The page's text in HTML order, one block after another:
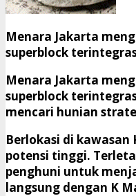
Menara Jakarta
superblock
Menara Jakarta
superblock
mencari hunian
Berlokasi di
potensi tinggi.
penghuni untuk
langsung dengan K